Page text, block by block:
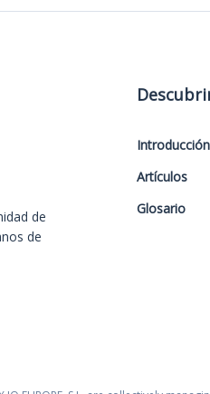
de
de
Introducción
Artículos
Glosario